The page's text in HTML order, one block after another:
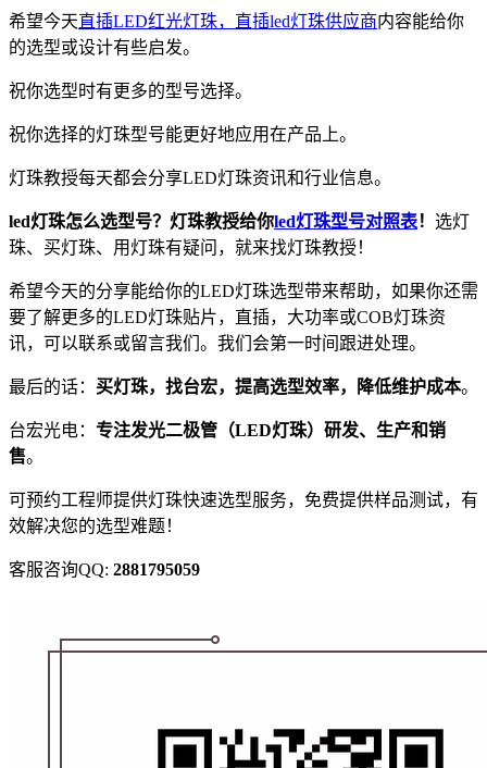
希望今天直插LED红光灯珠，直插led灯珠供应商内容能给你
的选型或设计有些启发。
祝你选型时有更多的型号选择。
祝你选择的灯珠型号能更好地应用在产品上。
灯珠教授每天都会分享LED灯珠资讯和行业信息。
led灯珠怎么选型号？灯珠教授给你led灯珠型号对照表！ 选灯
珠、买灯珠、用灯珠有疑问，就来找灯珠教授！
希望今天的分享能给你的LED灯珠选型带来帮助，如果你还需
要了解更多的LED灯珠贴片，直插，大功率或COB灯珠资
讯，可以联系或留言我们。我们会第一时间跟进处理。
最后的话： 买灯珠，找台宏，提高选型效率，降低维护成本。
台宏光电： 专注发光二极管（LED灯珠）研发、生产和销
售。
可预约工程师提供灯珠快速选型服务，免费提供样品测试，有
效解决您的选型难题！
客服咨询QQ: 2881795059